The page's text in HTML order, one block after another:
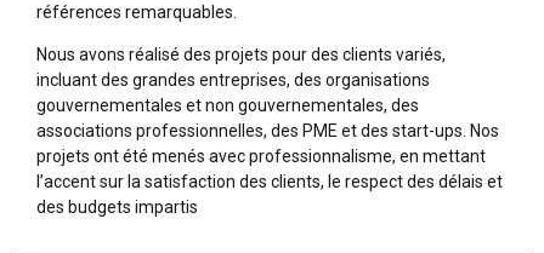
références remarquables.
Nous avons réalisé des projets pour des clients variés,
incluant des grandes entreprises, des organisations
gouvernementales et non gouvernementales, des
associations professionnelles, des PME et des start-ups. Nos
projets ont été menés avec professionnalisme, en mettant
l’accent sur la satisfaction des clients, le respect des délais et
des budgets impartis